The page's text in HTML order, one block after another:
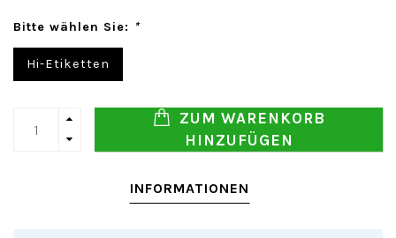
Bitte wählen Sie: *
Hi-Etiketten
ZUM WARENKORB
HINZUFÜGEN
INFORMATIONEN